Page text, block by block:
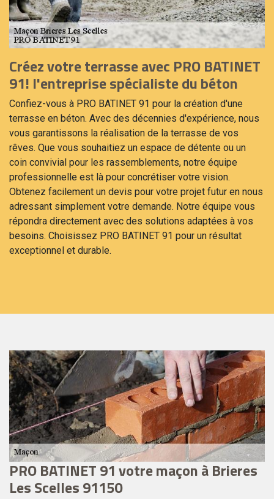
Créez votre terrasse avec PRO BATINET
91! l'entreprise spécialiste du béton
Confiez-vous à PRO BATINET 91 pour la création d'une
terrasse en béton. Avec des décennies d'expérience, nous
vous garantissons la réalisation de la terrasse de vos
rêves. Que vous souhaitiez un espace de détente ou un
coin convivial pour les rassemblements, notre équipe
professionnelle est là pour concrétiser votre vision.
Obtenez facilement un devis pour votre projet futur en nous
adressant simplement votre demande. Notre équipe vous
répondra directement avec des solutions adaptées à vos
besoins. Choisissez PRO BATINET 91 pour un résultat
exceptionnel et durable.
PRO BATINET 91 votre maçon à Brieres
Les Scelles 91150